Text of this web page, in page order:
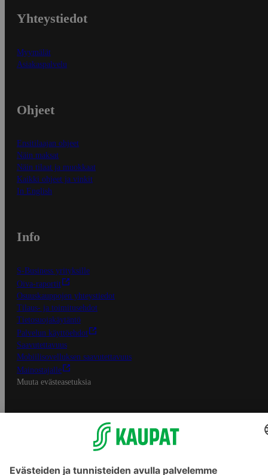
Yhteystiedot
Myymälät
Asiakaspalvelu
Ohjeet
Ensitilaajan ohjeet
Näin maksat
Näin tilaat ja muokkaat
Kaikki ohjeet ja vinkit
In English
Info
S-Business yrityksille
Oiva-raportit
Osuuskauppojen yhteystiedot
Tilaus- ja toimitusehdot
Tietosuojakäytäntö
Palvelun käyttöehdot
Saavutettavuus
Mobiilisovelluksen saavutettavuus
Mainostajalle
Muuta evästeasetuksia
S-ryhmän palvelut